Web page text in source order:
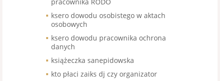
ksero dowodu osobistego w aktach
osobowych
ksero dowodu pracownika ochrona
danych
książeczka sanepidowska
kto płaci zaiks dj czy organizator